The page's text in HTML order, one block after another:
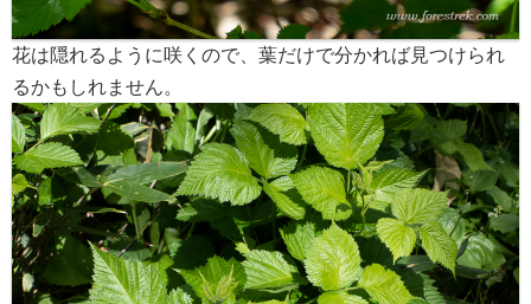
花は隠れるように咲くので、葉だけで分かれば見つけられ
るかもしれません。